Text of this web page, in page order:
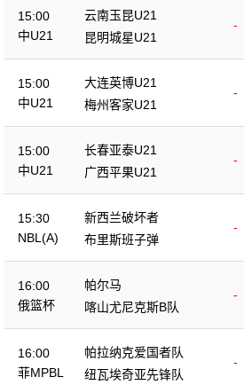
15:00
中U21
云南玉昆U21
-
昆明城星U21
15:00
中U21
大连英博U21
-
梅州客家U21
15:00
中U21
长春亚泰U21
-
广西平果U21
15:30
NBL(A)
新西兰破坏者
-
布里斯班子弹
16:00
俄篮杯
帕尔马
-
喀山尤尼克斯B队
16:00
菲MPBL
帕拉纳克爱国者队
-
纽瓦埃奇亚先锋队